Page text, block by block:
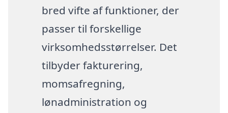
bred vifte af funktioner, der
passer til forskellige
virksomhedsstørrelser. Det
tilbyder fakturering,
momsafregning,
lønadministration og